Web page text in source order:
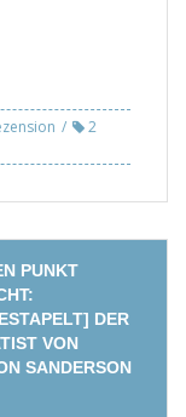
2
PUNKT
DER
VON
SANDERSON